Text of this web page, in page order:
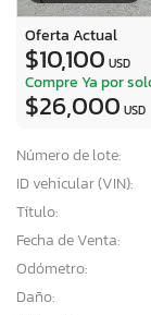
Oferta Actual
$10,100 USD
Compre Ya por
$26,000 USD
Número de lote:
ID vehicular (VIN):
Título:
Fecha de Venta:
Odómetro:
Daño: